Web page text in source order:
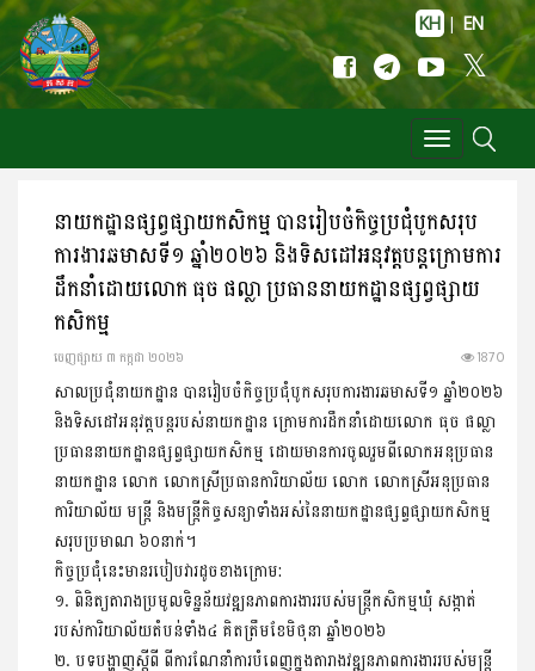
KH | EN
Toggle
navigation
នាយកដ្ឋានផ្សព្វផ្សាយកសិកម្ម បានរៀបចំកិច្ចប្រជុំបូកសរុប
ការងារឆមាសទី១ ឆ្នាំ២០២៦ និងទិសដៅអនុវត្តបន្តក្រោមការ
ដឹកនាំដោយលោក ធុច ផល្លា ប្រធាននាយកដ្ឋានផ្សព្វផ្សាយ
កសិកម្ម
ចេញ​ផ្សាយ​ ៣ កក្កដា ២០២៦ 1870
សាលប្រជុំនាយកដ្ឋាន បានរៀបចំកិច្ចប្រជុំបូកសរុបការងារឆមាសទី១ ឆ្នាំ២០២៦
និងទិសដៅអនុវត្តបន្តរបស់នាយកដ្ឋាន ក្រោមការដឹកនាំដោយលោក ធុច ផល្លា
ប្រធាននាយកដ្ឋានផ្សព្វផ្សាយកសិកម្ម ដោយមានការចូលរួមពីលោកអនុប្រធាន
នាយកដ្ឋាន លោក លោកស្រីប្រធានការិយាល័យ លោក លោកស្រីអនុប្រធាន
ការិយាល័យ មន្រ្តី និងមន្រ្តីកិច្ចសន្យាទាំងអស់នៃនាយកដ្ឋានផ្សព្វផ្សាយកសិកម្ម
សរុបប្រមាណ ៦០នាក់។
កិច្ចប្រជុំនេះមានរបៀបវារដូចខាងក្រោម:
១. ពិនិត្យតារាងប្រមូលទិន្នន័យវឌ្ឍនភាពការងាររបស់មន្រ្តីកសិកម្មឃុំ សង្កាត់
របស់ការិយាល័យតំបន់ទាំង៤ គិតត្រឹមខែមិថុនា ឆ្នាំ២០២៦
២. បទបង្ហាញស្ដីពី ពីការណែនាំការបំពេញក្នុងតារាងវឌ្ឍនភាពការងាររបស់មន្រ្តី